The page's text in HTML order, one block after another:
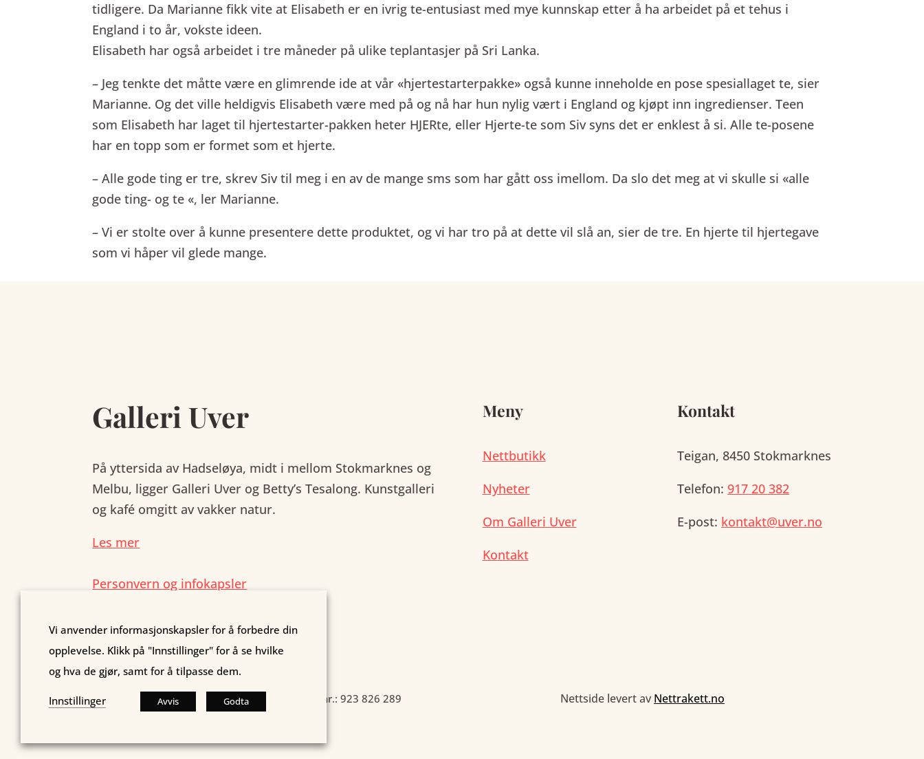
tidligere. Da Marianne fikk vite at Elisabeth er en ivrig te-entusiast med mye kunnskap etter å ha arbeidet på et tehus i
England i to år, vokste ideen.
Elisabeth har også arbeidet i tre måneder på ulike teplantasjer på Sri Lanka.
– Jeg tenkte det måtte være en glimrende ide at vår «hjertestarterpakke» også kunne inneholde en pose spesiallaget te, sier
Marianne. Og det ville heldigvis Elisabeth være med på og nå har hun nylig vært i England og kjøpt inn ingredienser. Teen
som Elisabeth har laget til hjertestarter-pakken heter HJERte, eller Hjerte-te som Siv syns det er enklest å si. Alle te-posene
har en topp som er formet som et hjerte.
– Alle gode ting er tre, skrev Siv til meg i en av de mange sms som har gått oss imellom. Da slo det meg at vi skulle si «alle
gode ting- og te «, ler Marianne.
– Vi er stolte over å kunne presentere dette produktet, og vi har tro på at dette vil slå an, sier de tre. En hjerte til hjertegave
som vi håper vil glede mange.
Galleri Uver
På yttersida av Hadseløya, midt i mellom Stokmarknes og
Melbu, ligger Galleri Uver og Betty’s Tesalong. Kunstgalleri
og kafé omgitt av vakker natur.
Les mer
Personvern og infokapsler
Meny
Nettbutikk
Nyheter
Om Galleri Uver
Kontakt
Kontakt
Teigan, 8450 Stokmarknes
Telefon: 917 20 382
E-post: kontakt@uver.no
Kopibeskyttet © Galleri Uver AS. Organisasjonsnr.: 923 826 289 Nettside levert av Nettrakett.no
Vi anvender informasjonskapsler for å forbedre din
opplevelse. Klikk på "Innstillinger" for å se hvilke
og hva de gjør, samt for å tilpasse dem.
Innstillinger Avvis Godta